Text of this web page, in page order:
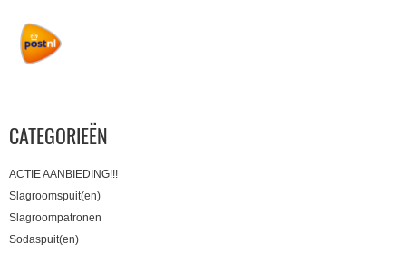
CATEGORIEËN
ACTIE AANBIEDING!!!
Slagroomspuit(en)
Slagroompatronen
Sodaspuit(en)